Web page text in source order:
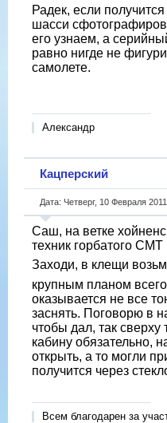
Радек, если
шасси
его узнаем, а
равно нигде не
самолете.
Александр
Кацперский
Дата: Четверг, 10 Февраля
Саш, на ветке
техник горбатого
Заходи, в клещи
крупным планом
оказывается не все
заснять. Поговорю в
чтобы дал, так
кабину обязательно,
открыть, а то могли
получится через
Всем благодарен за